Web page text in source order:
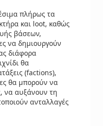
πλήρως τα
και loot, καθώς
βάσεων,
να δημιουργούν
διάφορα
θα
(factions),
θα μπορούν να
να αυξάνουν τη
ανταλλαγές